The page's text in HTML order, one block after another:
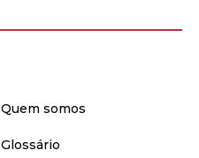
Quem somos
Glossário